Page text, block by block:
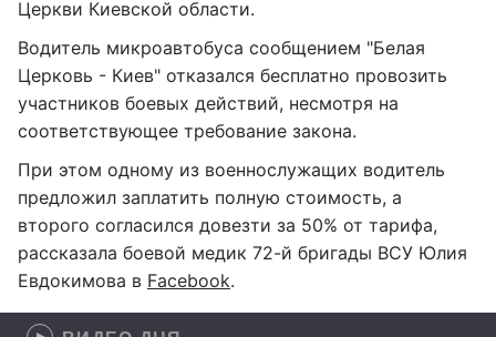
Церкви Киевской области.
Водитель микроавтобуса сообщением "Белая
Церковь - Киев" отказался бесплатно провозить
участников боевых действий, несмотря на
соответствующее требование закона.
При этом одному из военнослужащих водитель
предложил заплатить полную стоимость, а
второго согласился довезти за 50% от тарифа,
рассказала боевой медик 72-й бригады ВСУ Юлия
Евдокимова в Facebook.